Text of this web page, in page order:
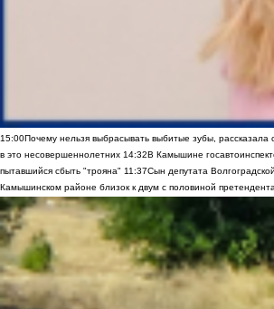
15:00Почему нельзя выбрасывать выбитые зубы, рассказала
в это несовершеннолетних 14:32В Камышине
пытавшийся сбыть "трояна" 11:37Сын депутата
Камышинском районе близок к двум с половиной